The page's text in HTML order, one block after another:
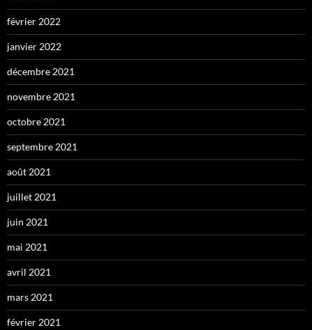
février 2022
janvier 2022
décembre 2021
novembre 2021
octobre 2021
septembre 2021
août 2021
juillet 2021
juin 2021
mai 2021
avril 2021
mars 2021
février 2021